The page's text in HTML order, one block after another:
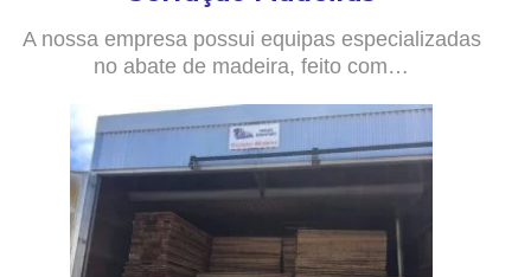
A nossa empresa possui equipas especializadas
no abate de madeira, feito com…